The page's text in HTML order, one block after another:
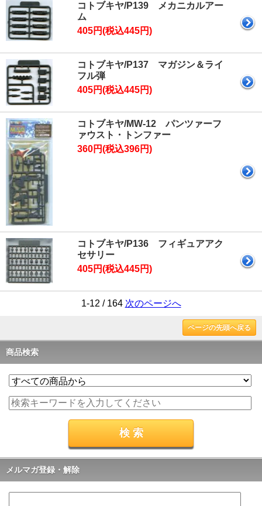
コトブキヤ/P139 メカニカルアー
ム
405円(税込445円)
コトブキヤ/P137 マガジン＆ライ
フル弾
405円(税込445円)
コトブキヤ/MW-12 パンツァーフ
ァウスト・トンファー
360円(税込396円)
コトブキヤ/P136 フィギュアアク
セサリー
405円(税込445円)
1-12 / 164 次のページへ
ページの先頭へ戻る
商品検索
メルマガ登録・解除